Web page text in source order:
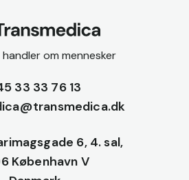
om mennesker
33 33 76 13
6, 4. sal,
København V